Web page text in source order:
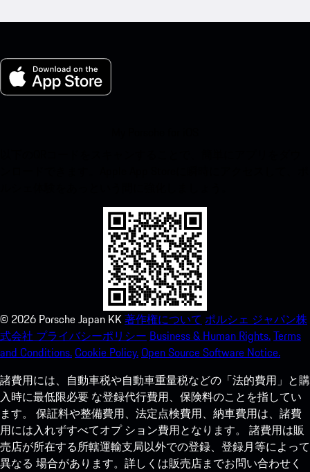
© 2026 Porsche Japan KK著作権について ポルシェ ジャパン株
式会社 プライバシーポリシー Business & Human Rights.Terms
and Conditions.Cookie Policy.Open Source Software Notice.
諸費用には、自動車税や自動車重量税などの「法的費用」と購
入時に最低限必要 な登録代行費用、保険料のことを指してい
ます。 保証料や整備費用、法定点検費用、納車費用は、諸費
用には入れずすべてオプ ション費用となります。 諸費用は販
売店が所在する所轄運輸支局以外での登録、登録月等によって
異なる 場合があります。詳しくは販売店までお問い合わせく